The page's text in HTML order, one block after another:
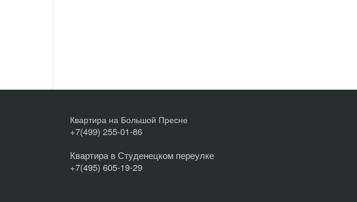
Квартира на Большой Пресне
+7(499) 255-01-86
Квартира в Студенецком переулке
+7(495) 605-19-29